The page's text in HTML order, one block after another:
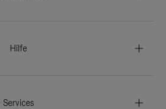
Hilfe
Services